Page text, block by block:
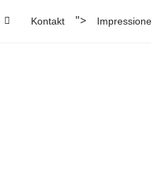
Kontakt ">